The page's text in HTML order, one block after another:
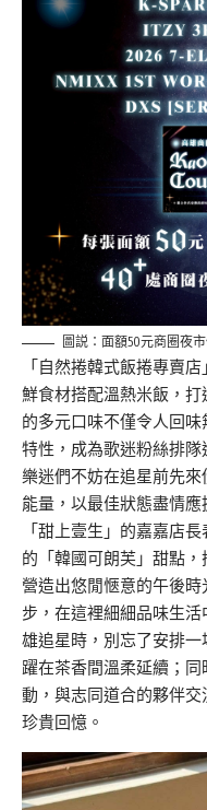
圖説：面額50元商圈夜
「自然捲韓式飯捲專賣
鮮食材搭配溫熱米飯，
的多元口味不僅令人回
特性，成為歌迷粉絲排隊
樂迷們不妨在追星前先
能量，以最佳狀態盡情
「甜上壹生」的嘉嘉店
的「韓國可朗芙」甜點
營造出悠閒愜意的午後
步，在這裡細細品味生
雄追星時，別忘了安排
躍在茶香間溫柔延續；
動，與志同道合的夥伴
珍貴回憶。